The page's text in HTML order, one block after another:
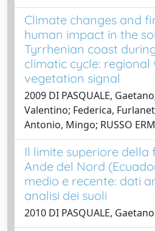
Climate changes and
human impact in the
Tyrrhenian coast
climatic cycle: regional
vegetation signal
2009 DI PASQUALE,
Valentino; Federica,
Antonio, Mingo; RUSSO
Il limite superiore della
Ande del Nord
medio e recente: dati
analisi dei suoli
2010 DI PASQUALE, Gaetano